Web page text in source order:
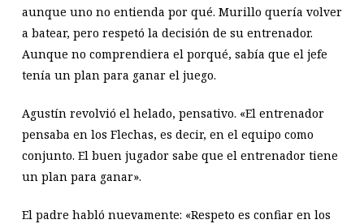
aunque uno no entienda por qué. Murillo quería volver
a batear, pero respetó la decisión de su entrenador.
Aunque no comprendiera el porqué, sabía que el jefe
tenía un plan para ganar el juego.
Agustín revolvió el helado, pensativo. «El entrenador
pensaba en los Flechas, es decir, en el equipo como
conjunto. El buen jugador sabe que el entrenador tiene
un plan para ganar».
El padre habló nuevamente: «Respeto es confiar en los